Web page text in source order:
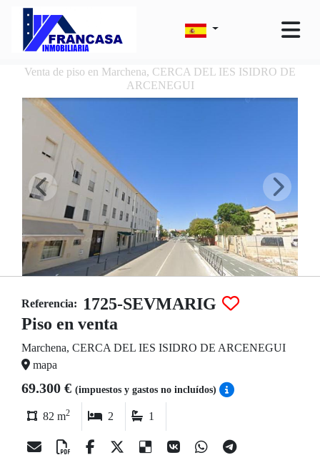
Venta de piso en Marchena, CERCA DEL IES ISIDRO DE
ARCENEGUI
Referencia:
1725-SEVMARIG
Piso en venta
Marchena, CERCA DEL IES ISIDRO DE ARCENEGUI
mapa
69.300 € (impuestos y gastos no incluídos)
82 m2 2 1